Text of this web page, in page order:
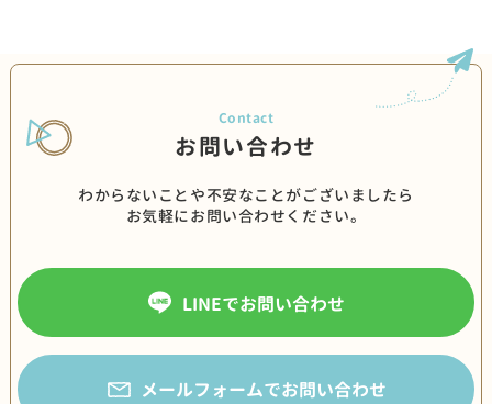
お問い合わせ
わからないことや不安なことがございましたら
お気軽にお問い合わせください。
LINEでお問い合わせ
メールフォームでお問い合わせ